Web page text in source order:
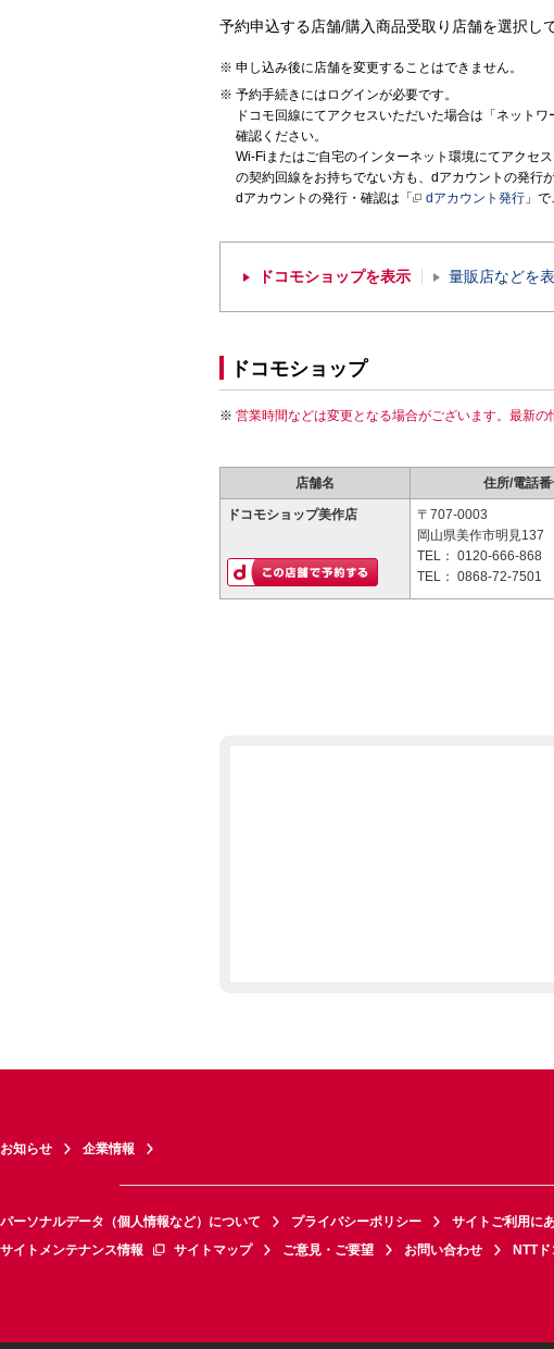
予約申込する店舗/購入商品受取り店舗を選択し
申し込み後に店舗を変更することはできません。
予約手続きにはログインが必要です。
ドコモ回線にてアクセスいただいた場合は「ネット
確認ください。
Wi-Fiまたはご自宅のインターネット環境にてアクセ
の契約回線をお持ちでない方も、dアカウントの発行が
dアカウントの発行・確認は「
dアカウント発行 」
ドコモショップを表示 量販店などを
ドコモショップ
営業時間などは変更となる場合がございます。最新の
店舗名 住所/電話
ドコモショップ美作店
〒707-0003
岡山県美作市明見137
TEL： 0120-666-868
TEL： 0868-72-7501
お知らせ 企業情報
パーソナルデータ（個人情報など）について プライバシーポリシー サイトご利用に
サイトメンテナンス情報
サイトマップ ご意見・ご要望 お問い合わせ NTT